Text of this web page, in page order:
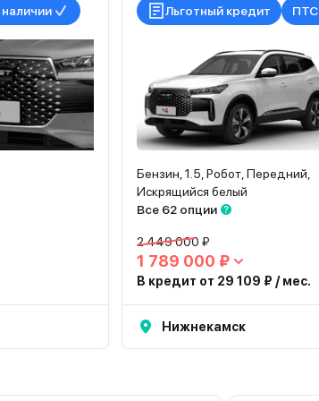
наличии Льготный кредит ПТС
Бензин, 1.5, Робот, Передний,
Искрящийся белый
Все 62 опции
2 449 000 ₽
1 789 000 ₽
В кредит от 29 109 ₽ / мес.
Нижнекамск